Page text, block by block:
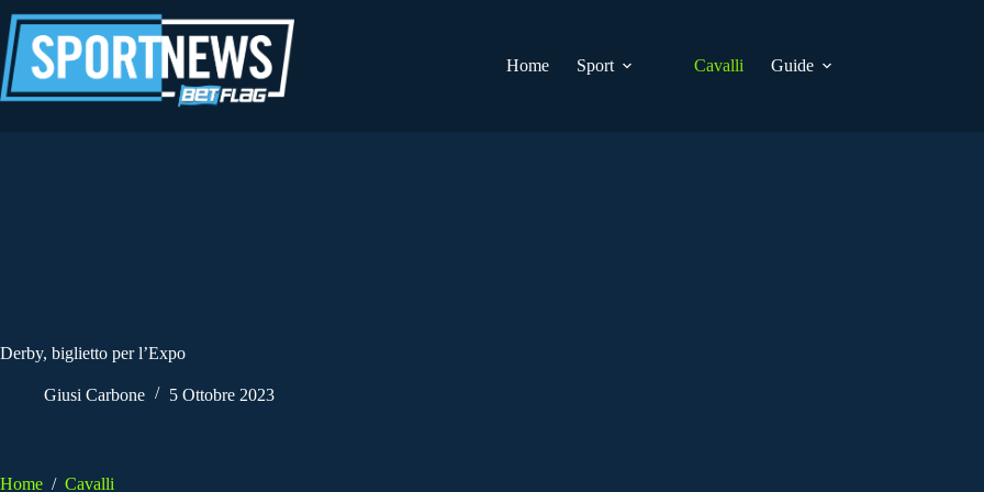
al
contenuto
Home
Sport Cavalli Guide
Derby, biglietto per l’Expo
Giusi Carbone 5 Ottobre 2023
Home / Cavalli